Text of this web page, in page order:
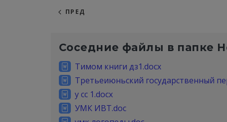
ПРЕД
Соседние файлы в папке
Тимом книги дз1.docx
Третьеиюньский государственный
у сс 1.docx
УМК ИВТ.doc